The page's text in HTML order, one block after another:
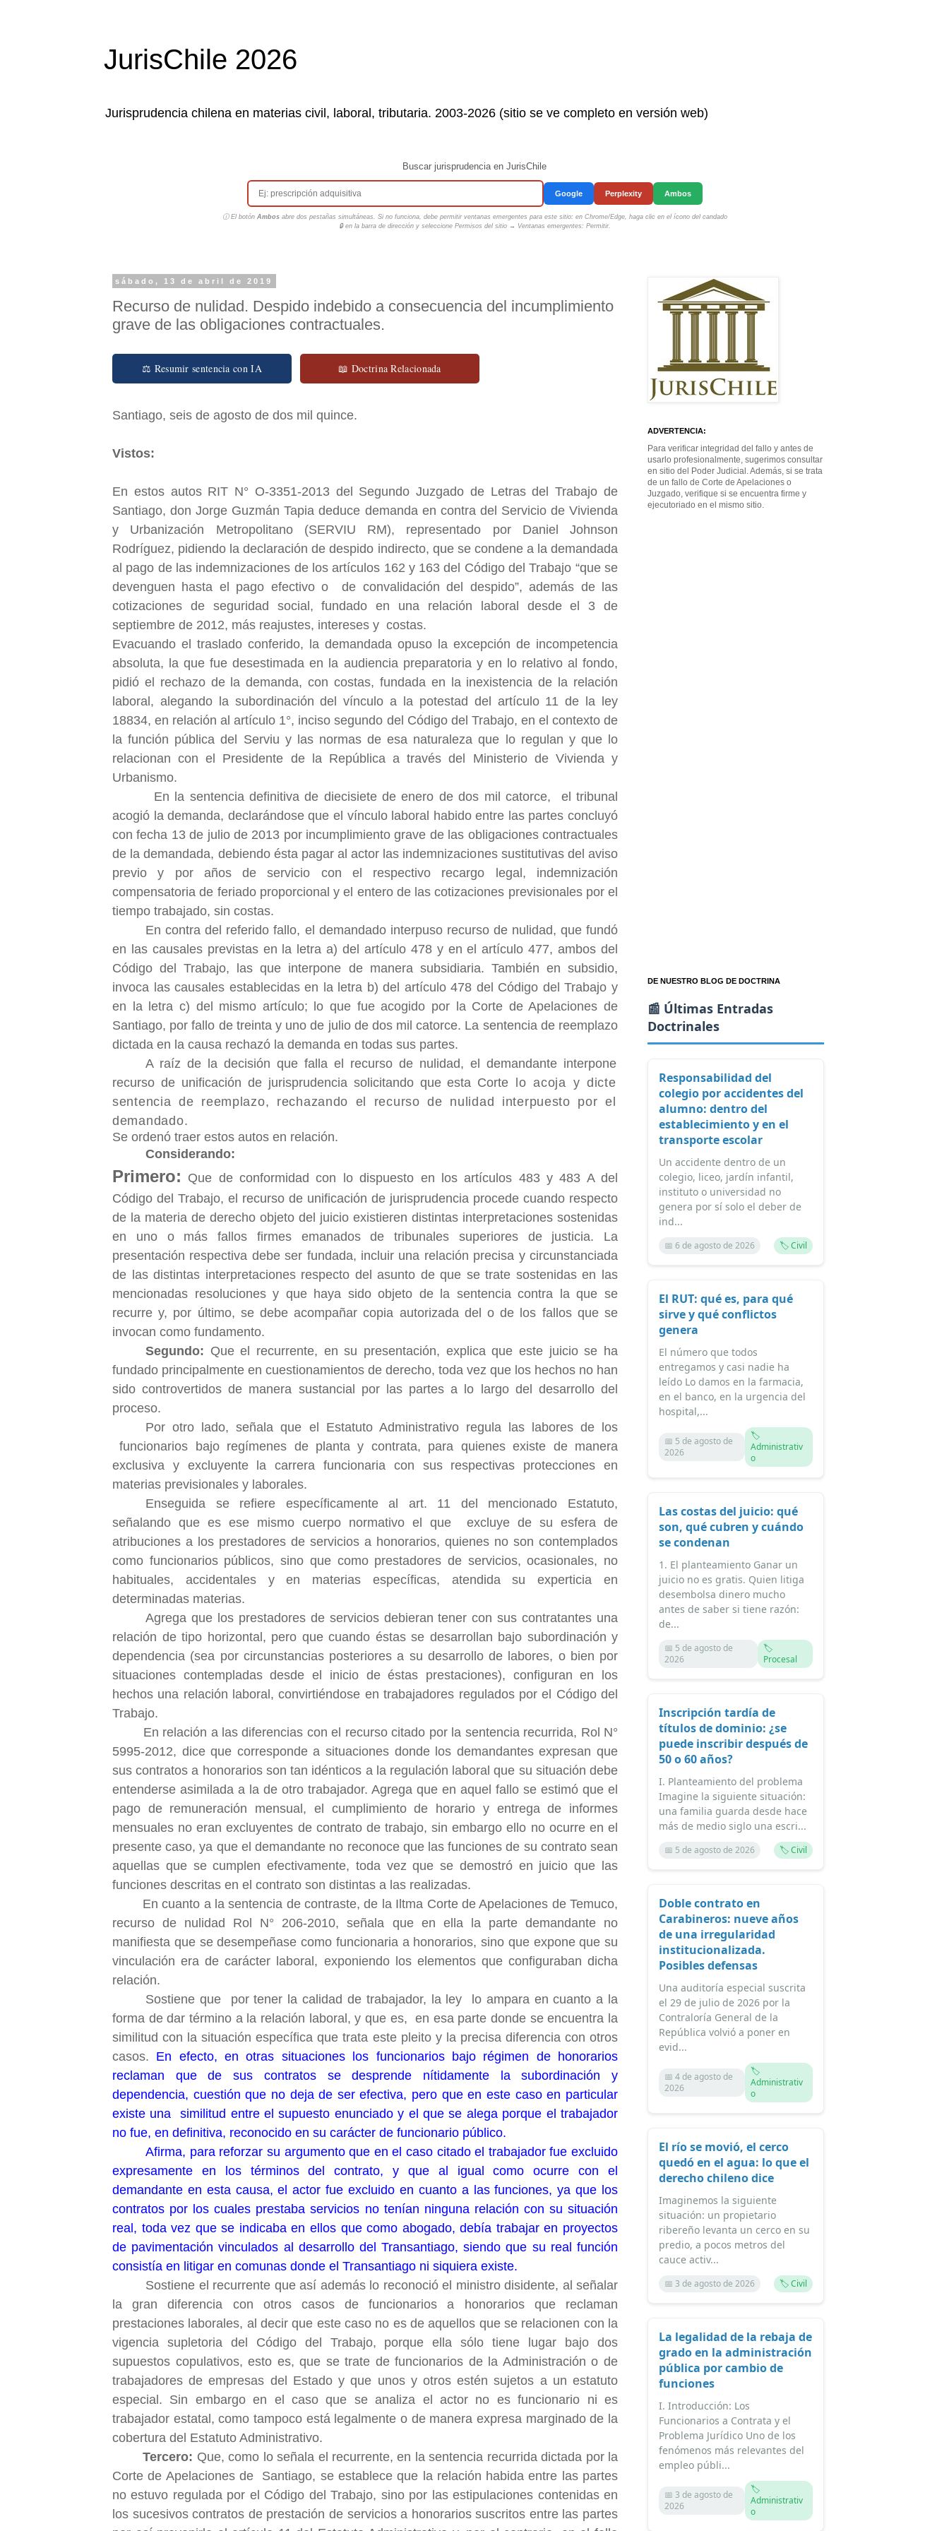
JurisChile 2026
Jurisprudencia chilena en materias civil, laboral, tributaria. 2003-2026 (sitio se ve completo en versión web)
Buscar jurisprudencia en JurisChile
Google Perplexity Ambos
ⓘ El botón Ambosabre dos pestañas simultáneas. Si no funciona, debe permitir ventanas emergentes para este sitio: en Chrome/Edge, haga clic en el ícono del candado
🔒 en la barra de dirección y seleccione Permisos del sitio → Ventanas emergentes: Permitir.
sábado, 13 de abril de 2019
Recurso de nulidad. Despido indebido a consecuencia del incumplimiento
grave de las obligaciones contractuales.
⚖ Resumir sentencia con IA 📖 Doctrina Relacionada
Santiago, seis de agosto de dos mil quince.
Vistos:
En estos autos RIT N° O-3351-2013 del Segundo Juzgado de Letras del Trabajo de
Santiago, don Jorge Guzmán Tapia deduce demanda en contra del Servicio de Vivienda
y Urbanización Metropolitano (SERVIU RM), representado por Daniel Johnson
Rodríguez, pidiendo la declaración de despido indirecto, que se condene a la demandada
al pago de las indemnizaciones de los artículos 162 y 163 del Código del Trabajo “que se
devenguen hasta el pago efectivo o de convalidación del despido”, además de las
cotizaciones de seguridad social, fundado en una relación laboral desde el 3 de
septiembre de 2012, más reajustes, intereses y costas.
Evacuando el traslado conferido, la demandada opuso la excepción de incompetencia
absoluta, la que fue desestimada en la audiencia preparatoria y en lo relativo al fondo,
pidió el rechazo de la demanda, con costas, fundada en la inexistencia de la relación
laboral, alegando la subordinación del vínculo a la potestad del artículo 11 de la ley
18834, en relación al artículo 1°, inciso segundo del Código del Trabajo, en el contexto de
la función pública del Serviu y las normas de esa naturaleza que lo regulan y que lo
relacionan con el Presidente de la República a través del Ministerio de Vivienda y
Urbanismo.
En la sentencia definitiva de diecisiete de enero de dos mil catorce, el tribunal
acogió la demanda, declarándose que el vínculo laboral habido entre las partes concluyó
con fecha 13 de julio de 2013 por incumplimiento grave de las obligaciones contractuales
de la demandada, debiendo ésta pagar al actor las indemnizaciones sustitutivas del aviso
previo y por años de servicio con el respectivo recargo legal, indemnización
compensatoria de feriado proporcional y el entero de las cotizaciones previsionales por el
tiempo trabajado, sin costas.
En contra del referido fallo, el demandado interpuso recurso de nulidad, que fundó
en las causales previstas en la letra a) del artículo 478 y en el artículo 477, ambos del
Código del Trabajo, las que interpone de manera subsidiaria. También en subsidio,
invoca las causales establecidas en la letra b) del artículo 478 del Código del Trabajo y
en la letra c) del mismo artículo; lo que fue acogido por la Corte de Apelaciones de
Santiago, por fallo de treinta y uno de julio de dos mil catorce. La sentencia de reemplazo
dictada en la causa rechazó la demanda en todas sus partes.
A raíz de la decisión que falla el recurso de nulidad, el demandante interpone
recurso de unificación de jurisprudencia solicitando que esta Corte lo acoja y dicte
sentencia de reemplazo, rechazando el recurso de nulidad interpuesto por el
demandado.
Se ordenó traer estos autos en relación.
Considerando:
Primero: Que de conformidad con lo dispuesto en los artículos 483 y 483 A del
Código del Trabajo, el recurso de unificación de jurisprudencia procede cuando respecto
de la materia de derecho objeto del juicio existieren distintas interpretaciones sostenidas
en uno o más fallos firmes emanados de tribunales superiores de justicia. La
presentación respectiva debe ser fundada, incluir una relación precisa y circunstanciada
de las distintas interpretaciones respecto del asunto de que se trate sostenidas en las
mencionadas resoluciones y que haya sido objeto de la sentencia contra la que se
recurre y, por último, se debe acompañar copia autorizada del o de los fallos que se
invocan como fundamento.
Segundo: Que el recurrente, en su presentación, explica que este juicio se ha
fundado principalmente en cuestionamientos de derecho, toda vez que los hechos no han
sido controvertidos de manera sustancial por las partes a lo largo del desarrollo del
proceso.
Por otro lado, señala que el Estatuto Administrativo regula las labores de los
funcionarios bajo regímenes de planta y contrata, para quienes existe de manera
exclusiva y excluyente la carrera funcionaria con sus respectivas protecciones en
materias previsionales y laborales.
Enseguida se refiere específicamente al art. 11 del mencionado Estatuto,
señalando que es ese mismo cuerpo normativo el que excluye de su esfera de
atribuciones a los prestadores de servicios a honorarios, quienes no son contemplados
como funcionarios públicos, sino que como prestadores de servicios, ocasionales, no
habituales, accidentales y en materias específicas, atendida su experticia en
determinadas materias.
Agrega que los prestadores de servicios debieran tener con sus contratantes una
relación de tipo horizontal, pero que cuando éstas se desarrollan bajo subordinación y
dependencia (sea por circunstancias posteriores a su desarrollo de labores, o bien por
situaciones contempladas desde el inicio de éstas prestaciones), configuran en los
hechos una relación laboral, convirtiéndose en trabajadores regulados por el Código del
Trabajo.
En relación a las diferencias con el recurso citado por la sentencia recurrida, Rol N°
5995-2012, dice que corresponde a situaciones donde los demandantes expresan que
sus contratos a honorarios son tan idénticos a la regulación laboral que su situación debe
entenderse asimilada a la de otro trabajador. Agrega que en aquel fallo se estimó que el
pago de remuneración mensual, el cumplimiento de horario y entrega de informes
mensuales no eran excluyentes de contrato de trabajo, sin embargo ello no ocurre en el
presente caso, ya que el demandante no reconoce que las funciones de su contrato sean
aquellas que se cumplen efectivamente, toda vez que se demostró en juicio que las
funciones descritas en el contrato son distintas a las realizadas.
En cuanto a la sentencia de contraste, de la Iltma Corte de Apelaciones de Temuco,
recurso de nulidad Rol N° 206-2010, señala que en ella la parte demandante no
manifiesta que se desempeñase como funcionaria a honorarios, sino que expone que su
vinculación era de carácter laboral, exponiendo los elementos que configuraban dicha
relación.
Sostiene que por tener la calidad de trabajador, la ley lo ampara en cuanto a la
forma de dar término a la relación laboral, y que es, en esa parte donde se encuentra la
similitud con la situación específica que trata este pleito y la precisa diferencia con otros
casos. En efecto, en otras situaciones los funcionarios bajo régimen de honorarios
reclaman que de sus contratos se desprende nítidamente la subordinación y
dependencia, cuestión que no deja de ser efectiva, pero que en este caso en particular
existe una similitud entre el supuesto enunciado y el que se alega porque el trabajador
no fue, en definitiva, reconocido en su carácter de funcionario público.
Afirma, para reforzar su argumento que en el caso citado el trabajador fue excluido
expresamente en los términos del contrato, y que al igual como ocurre con el
demandante en esta causa, el actor fue excluido en cuanto a las funciones, ya que los
contratos por los cuales prestaba servicios no tenían ninguna relación con su situación
real, toda vez que se indicaba en ellos que como abogado, debía trabajar en proyectos
de pavimentación vinculados al desarrollo del Transantiago, siendo que su real función
consistía en litigar en comunas donde el Transantiago ni siquiera existe.
Sostiene el recurrente que así además lo reconoció el ministro disidente, al señalar
la gran diferencia con otros casos de funcionarios a honorarios que reclaman
prestaciones laborales, al decir que este caso no es de aquellos que se relacionen con la
vigencia supletoria del Código del Trabajo, porque ella sólo tiene lugar bajo dos
supuestos copulativos, esto es, que se trate de funcionarios de la Administración o de
trabajadores de empresas del Estado y que unos y otros estén sujetos a un estatuto
especial. Sin embargo en el caso que se analiza el actor no es funcionario ni es
trabajador estatal, como tampoco está legalmente o de manera expresa marginado de la
cobertura del Estatuto Administrativo.
Tercero: Que, como lo señala el recurrente, en la sentencia recurrida dictada por la
Corte de Apelaciones de Santiago, se establece que la relación habida entre las partes
no estuvo regulada por el Código del Trabajo, sino por las estipulaciones contenidas en
los sucesivos contratos de prestación de servicios a honorarios suscritos entre las partes
ADVERTENCIA:
Para verificar integridad del fallo y antes de
usarlo profesionalmente, sugerimos consultar
en sitio del Poder Judicial. Además, si se trata
de un fallo de Corte de Apelaciones o
Juzgado, verifique si se encuentra firme y
ejecutoriado en el mismo sitio.
DE NUESTRO BLOG DE DOCTRINA
📰 Últimas Entradas
Doctrinales
Responsabilidad del
colegio por accidentes del
alumno: dentro del
establecimiento y en el
transporte escolar
Un accidente dentro de un
colegio, liceo, jardín infantil,
instituto o universidad no
genera por sí solo el deber de
ind...
📅 6 de agosto de 2026 🏷️ Civil
El RUT: qué es, para qué
sirve y qué conflictos
genera
El número que todos
entregamos y casi nadie ha
leído Lo damos en la farmacia,
en el banco, en la urgencia del
hospital,...
📅 5 de agosto de
2026
🏷️
Administrativ
o
Las costas del juicio: qué
son, qué cubren y cuándo
se condenan
1. El planteamiento Ganar un
juicio no es gratis. Quien litiga
desembolsa dinero mucho
antes de saber si tiene razón:
de...
📅 5 de agosto de
2026
🏷️
Procesal
Inscripción tardía de
títulos de dominio: ¿se
puede inscribir después de
50 o 60 años?
I. Planteamiento del problema
Imagine la siguiente situación:
una familia guarda desde hace
más de medio siglo una escri...
📅 5 de agosto de 2026 🏷️ Civil
Doble contrato en
Carabineros: nueve años
de una irregularidad
institucionalizada.
Posibles defensas
Una auditoría especial suscrita
el 29 de julio de 2026 por la
Contraloría General de la
República volvió a poner en
evid...
📅 4 de agosto de
2026
🏷️
Administrativ
o
El río se movió, el cerco
quedó en el agua: lo que el
derecho chileno dice
Imaginemos la siguiente
situación: un propietario
ribereño levanta un cerco en su
predio, a pocos metros del
cauce activ...
📅 3 de agosto de 2026 🏷️ Civil
La legalidad de la rebaja de
grado en la administración
pública por cambio de
funciones
I. Introducción: Los
Funcionarios a Contrata y el
Problema Jurídico Uno de los
fenómenos más relevantes del
empleo públi...
📅 3 de agosto de
2026
🏷️
Administrativ
o